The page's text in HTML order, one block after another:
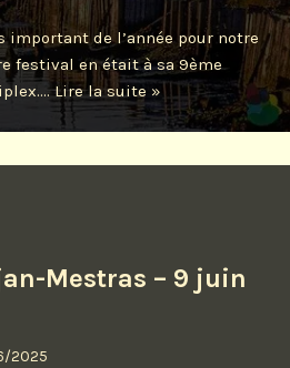
important de l’année pour notre
festival en était à sa 9ème
Lire la suite »
Mestras – 9 juin
2025